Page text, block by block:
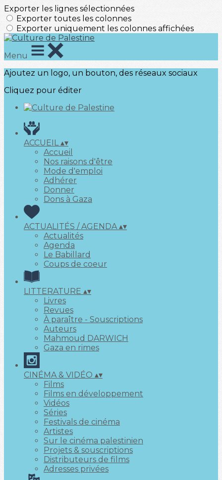
Exporter les lignes sélectionnées
Exporter toutes les colonnes
Exporter uniquement les colonnes affichées
Menu
Ajoutez un logo, un bouton, des réseaux sociaux
Cliquez pour éditer
ACCUEIL▴▾
Accueil
Nos raisons d'être
Mode d'emploi
Adhérer
Donner
Dons à Gaza
ACTUALITÉS / AGENDA▴▾
Actualités
Agenda
Le Babillard
Coups de coeur
LITTERATURE ▴▾
Livres
Revues
À paraître - Souscriptions
Auteurs
Mahmoud DARWICH
Gaza en rimes
CINÉMA & VIDÉO ▴▾
Films
Films en développement
Vidéos
Séries
Festivals de cinéma
Artistes
Sur le cinéma palestinien
Projets & souscriptions
Distributeurs de films
Adresses privées